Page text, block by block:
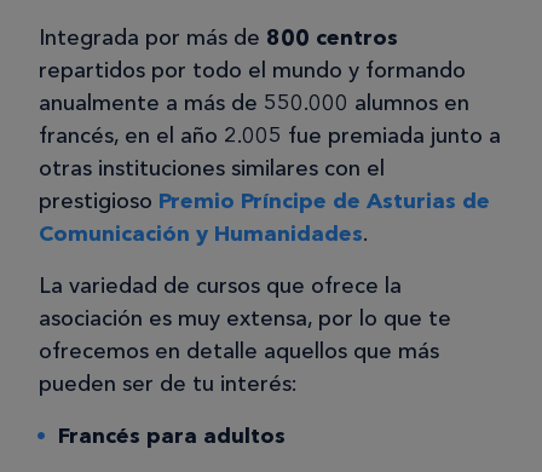
Integrada por más de 800 centros
repartidos por todo el mundo y formando
anualmente a más de 550.000 alumnos en
francés, en el año 2.005 fue premiada junto a
otras instituciones similares con el
prestigioso Premio Príncipe de Asturias de
Comunicación y Humanidades.
La variedad de cursos que ofrece la
asociación es muy extensa, por lo que te
ofrecemos en detalle aquellos que más
pueden ser de tu interés:
Francés para adultos